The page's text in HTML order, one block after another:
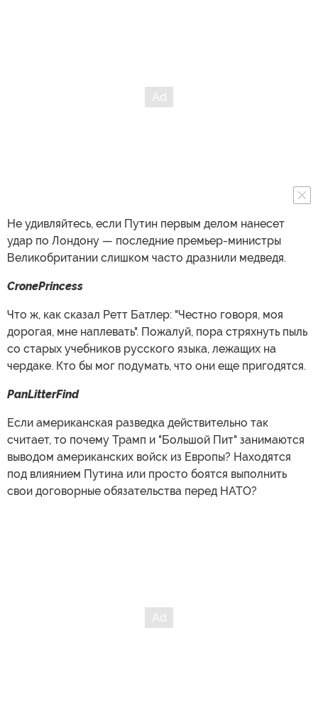
Не удивляйтесь, если Путин первым делом нанесет
удар по Лондону — последние премьер-министры
Великобритании слишком часто дразнили медведя.
CronePrincess
Что ж, как сказал Ретт Батлер: "Честно говоря, моя
дорогая, мне наплевать". Пожалуй, пора стряхнуть пыль
со старых учебников русского языка, лежащих на
чердаке. Кто бы мог подумать, что они еще пригодятся.
PanLitterFind
Если американская разведка действительно так
считает, то почему Трамп и "Большой Пит" занимаются
выводом американских войск из Европы? Находятся
под влиянием Путина или просто боятся выполнить
свои договорные обязательства перед НАТО?